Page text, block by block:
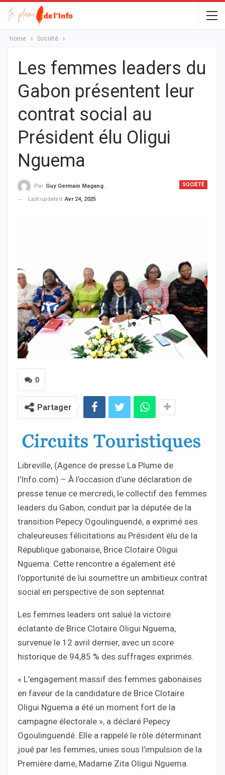
Home Société
Les femmes leaders du
Gabon présentent leur
contrat social au
Président élu Oligui
Nguema
SOCIÉTÉ
Par Guy Germain Maganga Nziengui
Last updated Avr 24, 2025
0
Partager
Libreville, (Agence de presse La Plume de
l’Info.com) – À l’occasion d’une déclaration de
presse tenue ce mercredi, le collectif des femmes
leaders du Gabon, conduit par la députée de la
transition Pepecy Ogoulinguendé, a exprimé ses
chaleureuses félicitations au Président élu de la
République gabonaise, Brice Clotaire Oligui
Nguema. Cette rencontre a également été
l’opportunité de lui soumettre un ambitieux contrat
social en perspective de son septennat.
Les femmes leaders ont salué la victoire
éclatante de Brice Clotaire Oligui Nguema,
survenue le 12 avril dernier, avec un score
historique de 94,85 % des suffrages exprimés.
« L’engagement massif des femmes gabonaises
en faveur de la candidature de Brice Clotaire
Oligui Nguema a été un moment fort de la
campagne électorale », a déclaré Pepecy
Ogoulinguendé. Elle a rappelé le rôle déterminant
joué par les femmes, unies sous l’impulsion de la
Première dame, Madame Zita Oligui Nguema.